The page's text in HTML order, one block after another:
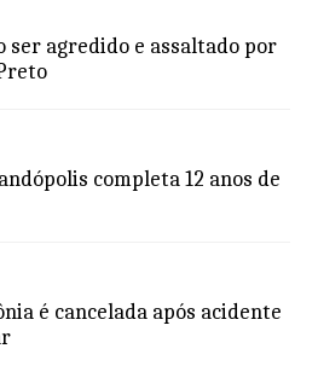
ser agredido e assaltado por
completa 12 anos de
é cancelada após acidente